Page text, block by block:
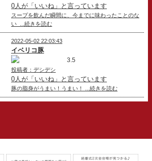
0人が「いいね」と言っています
スープを飲んだ瞬間に、今までに味わったことのな
い ...続きを読む
2022-05-02 22:03:43
イベリコ豚
3.5
投稿者：デシデシ
0人が「いいね」と言っています
豚の脂身がうまい！うまい！ ...続きを読む